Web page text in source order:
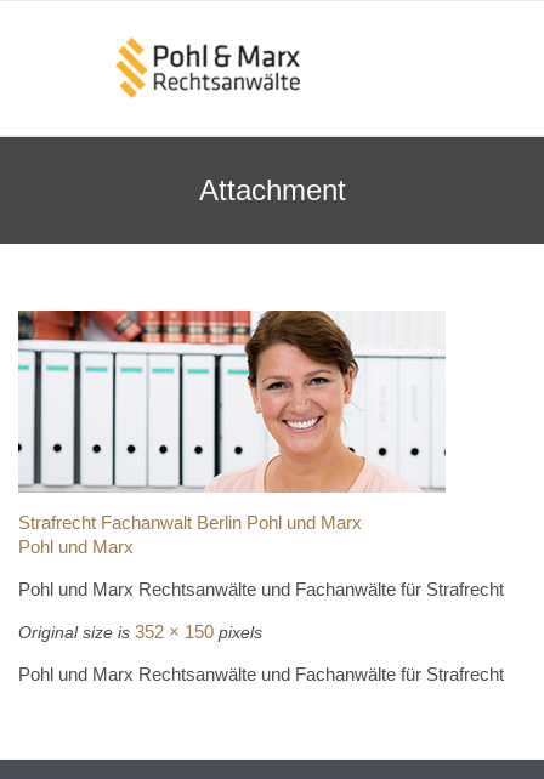
Attachment
Strafrecht Fachanwalt Berlin Pohl und Marx
Pohl und Marx
Pohl und Marx Rechtsanwälte und Fachanwälte für Strafrecht
Original size is 352 × 150 pixels
Pohl und Marx Rechtsanwälte und Fachanwälte für Strafrecht